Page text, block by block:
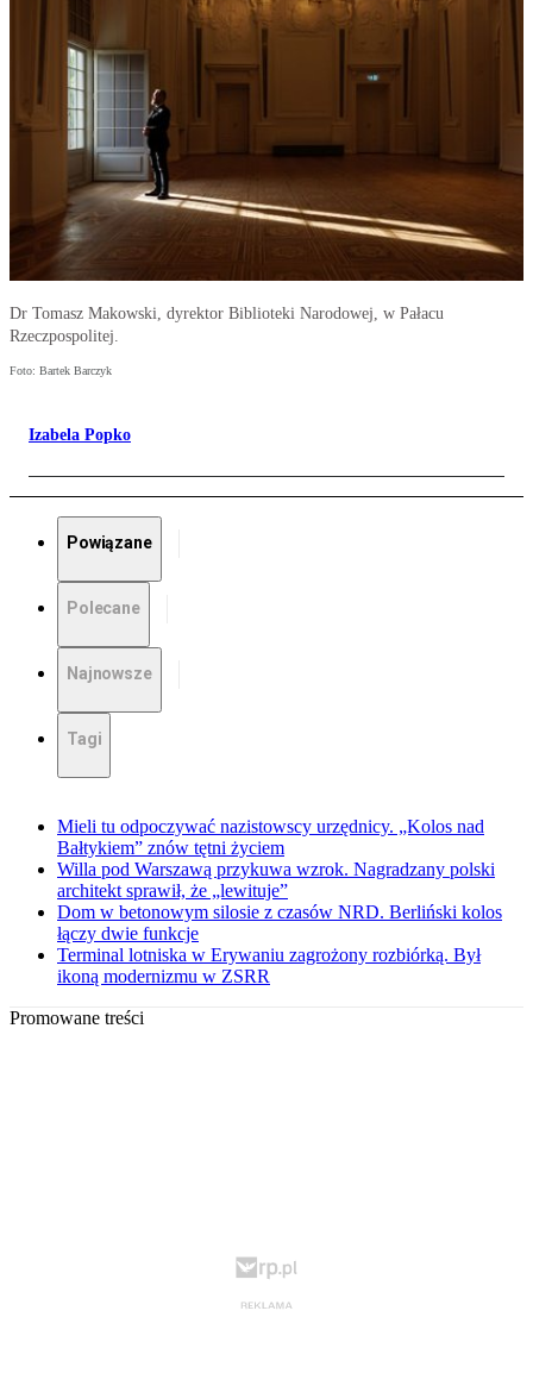
Dr Tomasz Makowski, dyrektor Biblioteki Narodowej, w Pałacu
Rzeczpospolitej.
Foto: Bartek Barczyk
Izabela Popko
Powiązane
Polecane
Najnowsze
Tagi
Mieli tu odpoczywać nazistowscy urzędnicy. „Kolos nad
Bałtykiem” znów tętni życiem
Willa pod Warszawą przykuwa wzrok. Nagradzany polski
architekt sprawił, że „lewituje”
Dom w betonowym silosie z czasów NRD. Berliński kolos
łączy dwie funkcje
Terminal lotniska w Erywaniu zagrożony rozbiórką. Był
ikoną modernizmu w ZSRR
Promowane treści